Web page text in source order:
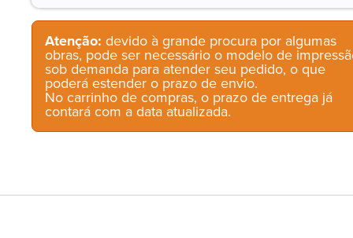
Atenção: devido à grande procura por algumas
obras, pode ser necessário o modelo de
sob demanda para atender seu pedido, o que
poderá estender o prazo de envio.
No carrinho de compras, o prazo de entrega já
contará com a data atualizada.